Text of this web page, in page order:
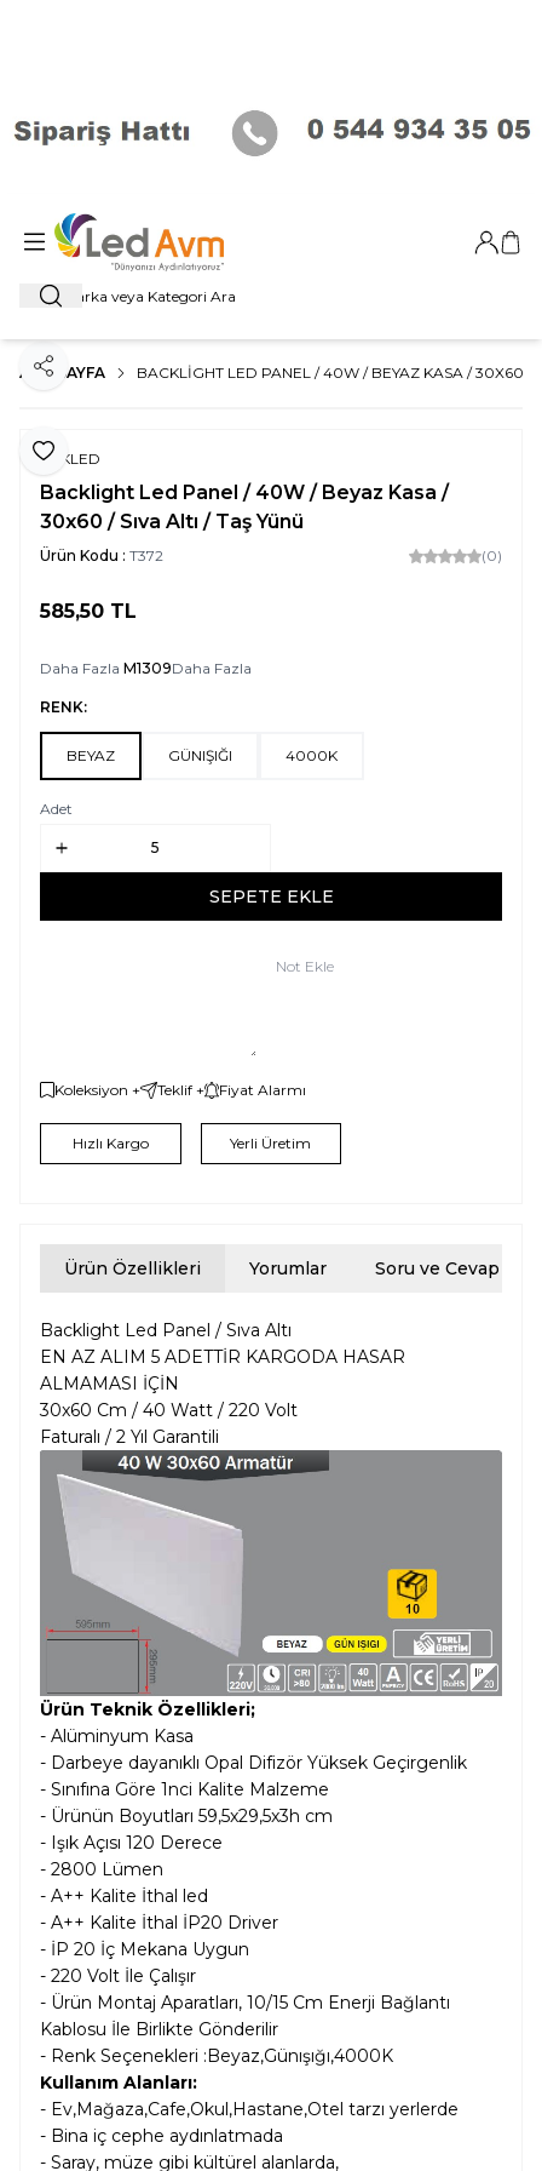
Ara
Giriş
ANA SAYFA BACKLIGHT LED PANEL / 40W / BEYAZ KASA / 30X60 /
Favoriye Ekle
Paylaş
ERKLED
Backlight Led Panel / 40W / Beyaz Kasa /
30x60 / Sıva Altı / Taş Yünü
Ürün Kodu : T372 (0)
585,50 TL
Daha Fazla M1309Daha Fazla
RENK:
BEYAZ GÜNIŞIĞI 4000K
Adet
SEPETE EKLE
Not Ekle
Koleksiyon + Teklif + Fiyat Alarmı
Hızlı Kargo Yerli Üretim
Ürün Özellikleri Yorumlar Soru ve Cevap
Backlight Led Panel / Sıva Altı
EN AZ ALIM 5 ADETTİR KARGODA HASAR
ALMAMASI İÇİN
30x60 Cm / 40 Watt / 220 Volt
Faturalı / 2 Yıl Garantili
Ürün Teknik Özellikleri;
- Alüminyum Kasa
- Darbeye dayanıklı Opal Difizör Yüksek Geçirgenlik
- Sınıfına Göre 1nci Kalite Malzeme
- Ürünün Boyutları 59,5x29,5x3h cm
- Işık Açısı 120 Derece
- 2800 Lümen
- A++ Kalite İthal led
- A++ Kalite İthal İP20 Driver
- İP 20 İç Mekana Uygun
- 220 Volt İle Çalışır
- Ürün Montaj Aparatları, 10/15 Cm Enerji Bağlantı
Kablosu İle Birlikte Gönderilir
- Renk Seçenekleri :Beyaz,Günışığı,4000K
Kullanım Alanları:
- Ev,Mağaza,Cafe,Okul,Hastane,Otel tarzı yerlerde
- Bina iç cephe aydınlatmada
- Saray, müze gibi kültürel alanlarda,